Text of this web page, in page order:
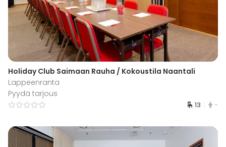
Holiday Club Saimaan Rauha / Kokoustila Naantali
Lappeenranta
Pyydä tarjous
13 -